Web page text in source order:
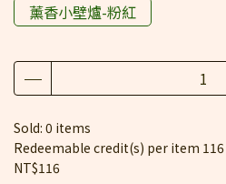
薰香小壁爐-粉紅
Sold: 0 items
Redeemable credit(s) per item 116
NT$116